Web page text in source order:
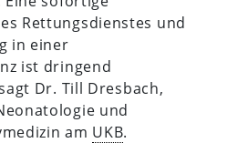
Rettungsdienstes und
in einer
ist dringend
Dr. Till Dresbach,
und
am UKB.